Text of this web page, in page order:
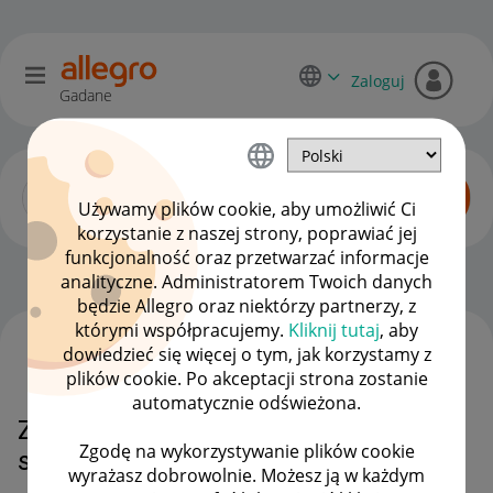
Używamy plików cookie, aby umożliwić Ci
korzystanie z naszej strony, poprawiać jej
funkcjonalność oraz przetwarzać informacje
analityczne. Administratorem Twoich danych
będzie Allegro oraz niektórzy partnerzy, z
którymi współpracujemy. Kliknij tutaj, aby
dowiedzieć się więcej o tym, jak korzystamy z
plików cookie. Po akceptacji strona zostanie
automatycznie odświeżona.
Zgodę na wykorzystywanie plików cookie
wyrażasz dobrowolnie. Możesz ją w każdym
Gadane
Zaloguj
Początkujący sprzedawcy OPCJE
Zmiany w panelu Jakość mojej
sprzedaży
WSZYSTKIE TEMATY